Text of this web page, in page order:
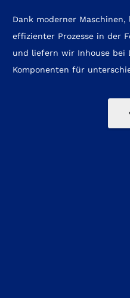
Dank moderner
effizienter Prozesse in der
und liefern wir Inhouse bei
Komponenten für